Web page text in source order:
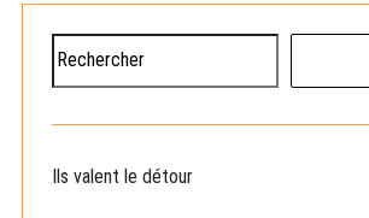
e
h
rIls valent le détour